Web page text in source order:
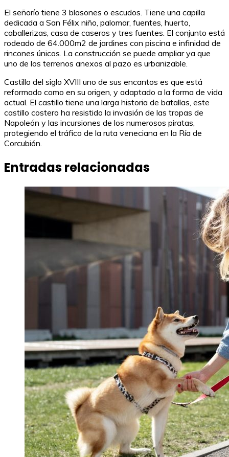
El señorío tiene 3 blasones o escudos. Tiene una capilla
dedicada a San Félix niño, palomar, fuentes, huerto,
caballerizas, casa de caseros y tres fuentes. El conjunto está
rodeado de 64.000m2 de jardines con piscina e infinidad de
rincones únicos. La construcción se puede ampliar ya que
uno de los terrenos anexos al pazo es urbanizable.
Castillo del siglo XVIII uno de sus encantos es que está
reformado como en su origen, y adaptado a la forma de vida
actual. El castillo tiene una larga historia de batallas, este
castillo costero ha resistido la invasión de las tropas de
Napoleón y las incursiones de los numerosos piratas,
protegiendo el tráfico de la ruta veneciana en la Ría de
Corcubión.
Entradas relacionadas